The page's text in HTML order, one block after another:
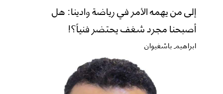
إلى من يهمه الأمر في رياضة وادينا: هل
أصبحنا مجرد شغف يحتضر فنياً؟!
ابراهيم باشغيوان